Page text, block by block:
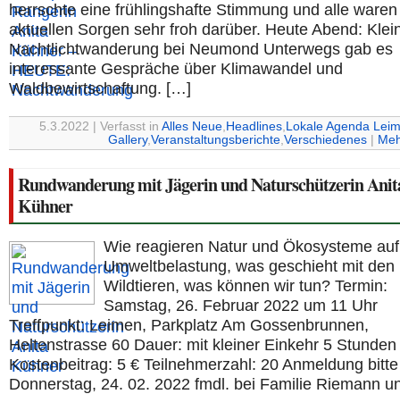
herrschte eine frühlingshafte Stimmung und alle
aktuellen Sorgen sehr froh darüber. Heute Abend:
Nachtlichtwanderung bei Neumond Unterwegs gab es
interessante Gespräche über Klimawandel und
Waldbewirtschaftung. […]
5.3.2022 | Verfasst in Alles Neue, Headlines, Lokale Agenda
Gallery,Veranstaltungsberichte,Verschiedenes
Rundwanderung mit Jägerin und Naturschützerin
Kühner
Wie reagieren Natur und Ökosysteme
Umweltbelastung, was geschieht mit den
Wildtieren, was können wir tun? Termin:
Samstag, 26. Februar 2022 um 11 Uhr
Treffpunkt: Leimen, Parkplatz Am Gossenbrunnen,
Heltenstrasse 60 Dauer: mit kleiner Einkehr 5 Stunden
Kostenbeitrag: 5 € Teilnehmerzahl: 20 Anmeldung
Donnerstag, 24. 02. 2022 fmdl. bei Familie Riemann